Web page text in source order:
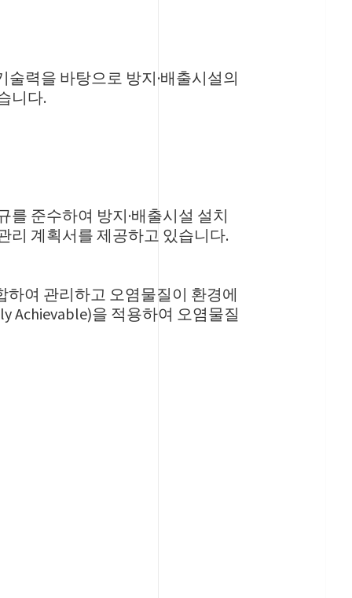
력을 바탕으로 방지·배출시설의
니다.
준수하여 방지·배출시설 설치
리 계획서를 제공하고 있습니다.
하여 관리하고 오염물질이 환경에
Achievable)을 적용하여 오염물질